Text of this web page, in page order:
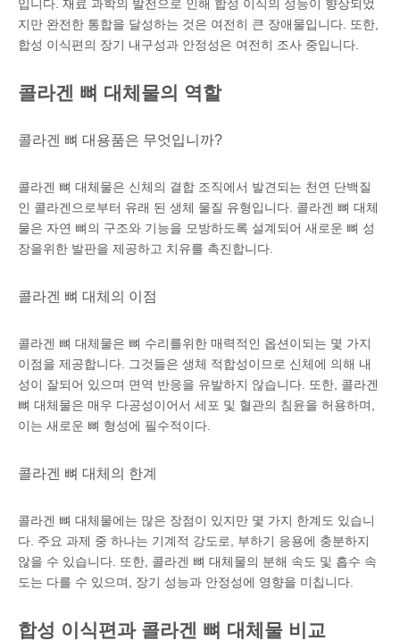
입니다. 재료 과학의 발전으로 인해 합성 이식의 성능이 향상되었
지만 완전한 통합을 달성하는 것은 여전히 ​​큰 장애물입니다. 또한,
합성 이식편의 장기 내구성과 안정성은 여전히 ​​조사 중입니다.
콜라겐 뼈 대체물의 역할
콜라겐 뼈 대용품은 무엇입니까?
콜라겐 뼈 대체물은 신체의 결합 조직에서 발견되는 천연 단백질
인 콜라겐으로부터 유래 된 생체 물질 유형입니다. 콜라겐 뼈 대체
물은 자연 뼈의 구조와 기능을 모방하도록 설계되어 새로운 뼈 성
장을위한 발판을 제공하고 치유를 촉진합니다.
콜라겐 뼈 대체의 이점
콜라겐 뼈 대체물은 뼈 수리를위한 매력적인 옵션이되는 몇 가지
이점을 제공합니다. 그것들은 생체 적합성이므로 신체에 의해 내
성이 잘되어 있으며 면역 반응을 유발하지 않습니다. 또한, 콜라겐
뼈 대체물은 매우 다공성이어서 세포 및 혈관의 침윤을 허용하며,
이는 새로운 뼈 형성에 필수적이다.
콜라겐 뼈 대체의 한계
콜라겐 뼈 대체물에는 많은 장점이 있지만 몇 가지 한계도 있습니
다. 주요 과제 중 하나는 기계적 강도로, 부하기 응용에 충분하지
않을 수 있습니다. 또한, 콜라겐 뼈 대체물의 분해 속도 및 흡수 속
도는 다를 수 있으며, 장기 성능과 안정성에 영향을 미칩니다.
합성 이식편과 콜라겐 뼈 대체물 비교